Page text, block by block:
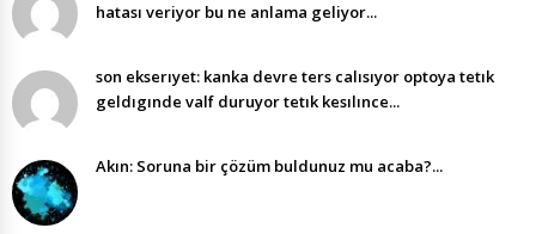
hatası veriyor bu ne anlama geliyor...
son ekserıyet: kanka devre ters calısıyor optoya tetık
geldıgınde valf duruyor tetık kesılınce...
Akın: Soruna bir çözüm buldunuz mu acaba?...